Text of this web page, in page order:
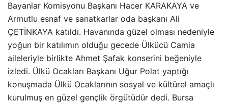
Bayanlar Komisyonu Başkanı Hacer KARAKAYA ve
Armutlu esnaf ve sanatkarlar oda başkanı Ali
ÇETİNKAYA katıldı. Havanında güzel olması nedeniyle
yoğun bir katılımın olduğu gecede Ülkücü Camia
aileleriyle birlikte Ahmet Şafak konserini beğeniyle
izledi. Ülkü Ocakları Başkanı Uğur Polat yaptığı
konuşmada Ülkü Ocaklarının sosyal ve kültürel amaçlı
kurulmuş en güzel gençlik örgütüdür dedi. Bursa